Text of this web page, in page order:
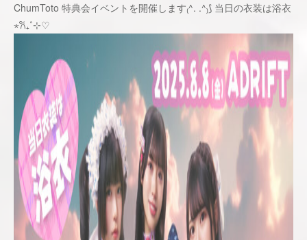
ChumToto 特典会イベントを開催します₍^. .^₎⟆ 当日の衣装は浴衣
⋆𐙚₊˚⊹♡